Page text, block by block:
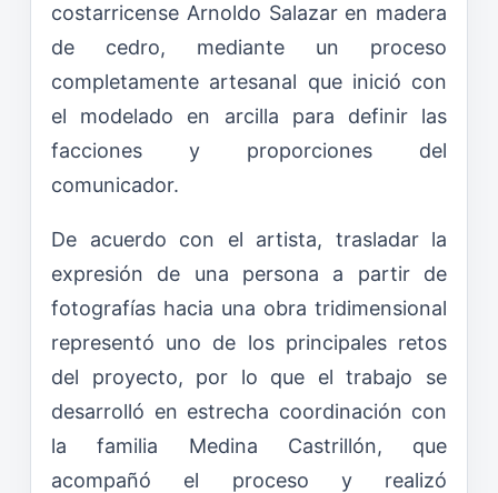
costarricense Arnoldo Salazar en madera
de cedro, mediante un proceso
completamente artesanal que inició con
el modelado en arcilla para definir las
facciones y proporciones del
comunicador.
De acuerdo con el artista, trasladar la
expresión de una persona a partir de
fotografías hacia una obra tridimensional
representó uno de los principales retos
del proyecto, por lo que el trabajo se
desarrolló en estrecha coordinación con
la familia Medina Castrillón, que
acompañó el proceso y realizó